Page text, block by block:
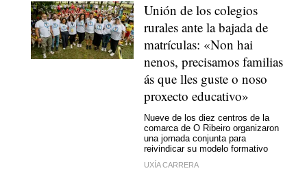
Unión de los colegios
rurales ante la bajada de
matrículas: «Non hai
nenos, precisamos familias
ás que lles guste o noso
proxecto educativo»
Nueve de los diez centros de la
comarca de O Ribeiro organizaron
una jornada conjunta para
reivindicar su modelo formativo
UXÍA CARRERA